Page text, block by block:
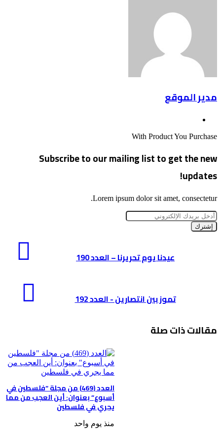
مدير الموقع
With Product You Purchase
Subscribe to our mailing list to get the new
updates!
Lorem ipsum dolor sit amet, consectetur.
أدخل
بريدك
الإلكتروني
عيدنا يوم تحريرنا – العدد 190
192
تموز بين انتصارين - العدد 192
مقالات ذات صلة
العدد (469) من مجلة “فلسطين في
أسبوع” بعنوان: أين العجب من مما
يجري في فلسطين
منذ يوم واحد